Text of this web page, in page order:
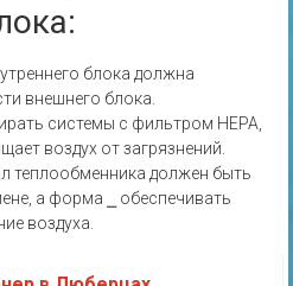
блока должна
внешнего блока.
системы с фильтром HEPA‚
воздух от загрязнений.
теплообменника должен быть
а форма ⎯ обеспечивать
воздуха.